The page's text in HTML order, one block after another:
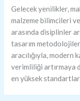
Gelecek yenilikler,
malzeme bilimcileri
arasında disiplinler
tasarım
aracılığıyla, modern
verimliliği artırmaya
en yüksek